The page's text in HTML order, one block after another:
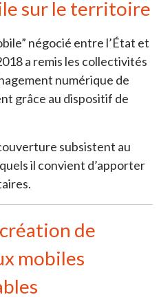
sur le territoire
négocié entre l’État et
a remis les collectivités
numérique de
grâce au dispositif de
subsistent au
il convient d’apporter
de
mobiles